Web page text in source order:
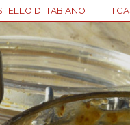
DI TABIANO I